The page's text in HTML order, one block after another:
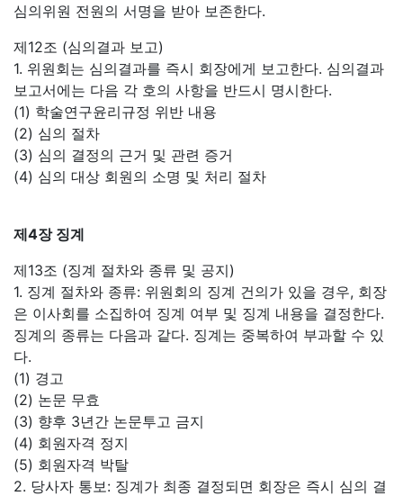
심의위원 전원의 서명을 받아 보존한다.
제12조 (심의결과 보고)
1. 위원회는 심의결과를 즉시 회장에게 보고한다. 심의결과
보고서에는 다음 각 호의 사항을 반드시 명시한다.
(1) 학술연구윤리규정 위반 내용
(2) 심의 절차
(3) 심의 결정의 근거 및 관련 증거
(4) 심의 대상 회원의 소명 및 처리 절차
제4장 징계
제13조 (징계 절차와 종류 및 공지)
1. 징계 절차와 종류: 위원회의 징계 건의가 있을 경우, 회장
은 이사회를 소집하여 징계 여부 및 징계 내용을 결정한다.
징계의 종류는 다음과 같다. 징계는 중복하여 부과할 수 있
다.
(1) 경고
(2) 논문 무효
(3) 향후 3년간 논문투고 금지
(4) 회원자격 정지
(5) 회원자격 박탈
2. 당사자 통보: 징계가 최종 결정되면 회장은 즉시 심의 결